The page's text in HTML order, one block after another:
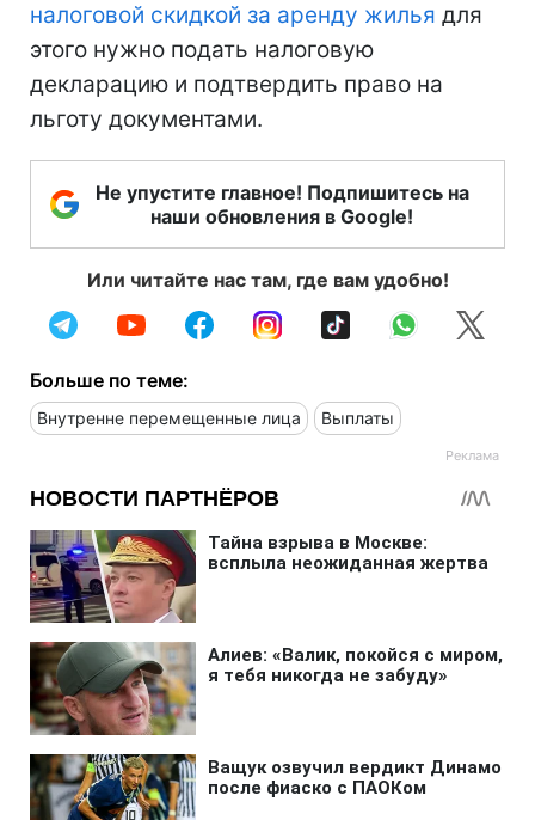
налоговой скидкой за аренду жилья для
этого нужно подать налоговую
декларацию и подтвердить право на
льготу документами.
Не упустите главное! Подпишитесь на
наши обновления в Google!
Или читайте нас там, где вам удобно!
Больше по теме:
Внутренне перемещенные лица Выплаты